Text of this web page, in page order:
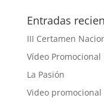
Entradas
III Certamen
Vídeo Promocional
La Pasión
Video promocional